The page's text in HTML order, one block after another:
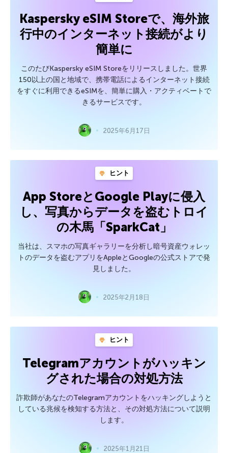
Kaspersky eSIM Storeで、海外旅
行中のインターネット接続がより
簡単に
このたびKaspersky eSIM Storeをリリースしました。世界
150以上の国と地域で、携帯電話によるインターネット接続
をすぐに利用できるeSIMを、簡単に購入・アクティベートで
きるサービスです。
2025年6月17日
ヒント
App StoreとGoogle Playに侵入
し、写真からデータを盗むトロイ
の木馬「SparkCat」
当社は、スマホの写真ギャラリーを分析し暗号資産ウォレッ
トのデータを盗むアプリをAppleとGoogleの公式ストアで発
見しました。
2025年2月18日
ヒント
Telegramアカウントがハッキン
グされた場合の対処方法
詐欺師があなたのTelegramアカウントをハッキングしようと
している兆候を検知する方法と、その対処方法について説明
します。
2025年1月21日